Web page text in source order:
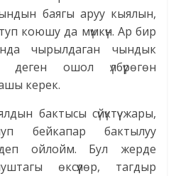
баягы аруу кыялын,
коюшу да мүмкүн. Ар бир
чырылдаган чындык
ошол үлбүрөгөн
керек.
бактысы сүйүктүү жары,
бейкапар бактылуу
ойлойм. Бул жерде
өксүүлөр, тагдыр